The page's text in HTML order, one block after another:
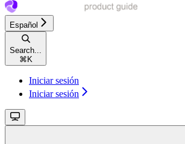
Español
Search...
⌘ K
Iniciar sesión
Iniciar sesión